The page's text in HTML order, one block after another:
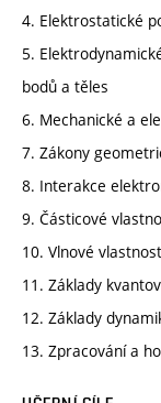
4. Elektrostatické
5.
bodů a těles
6. Mechanické a
7. Zákony
8. Interakce
9. Částicové
10. Vlnové
11. Základy
12. Základy
13. Zpracování a